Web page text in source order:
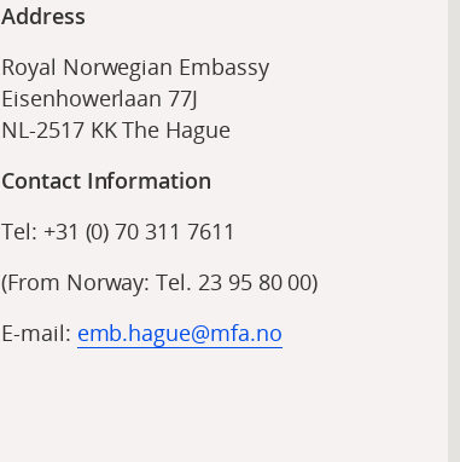
Address
Royal Norwegian Embassy
Eisenhowerlaan 77J
NL-2517 KK The Hague
Contact Information
Tel: +31 (0) 70 311 7611
(From Norway: Tel. 23 95 80 00)
E-mail: emb.hague@mfa.no